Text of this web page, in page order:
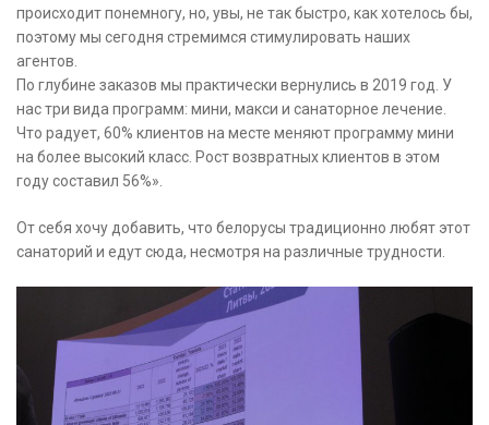
происходит понемногу, но, увы, не так быстро, как хотелось бы,
поэтому мы сегодня стремимся стимулировать наших
агентов.
По глубине заказов мы практически вернулись в 2019 год. У
нас три вида программ: мини, макси и санаторное лечение.
Что радует, 60% клиентов на месте меняют программу мини
на более высокий класс. Рост возвратных клиентов в этом
году составил 56%».
От себя хочу добавить, что белорусы традиционно любят этот
санаторий и едут сюда, несмотря на различные трудности.